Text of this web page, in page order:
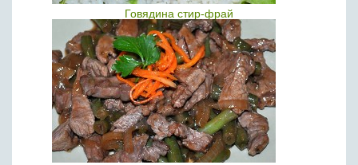
Говядина стир-фрай